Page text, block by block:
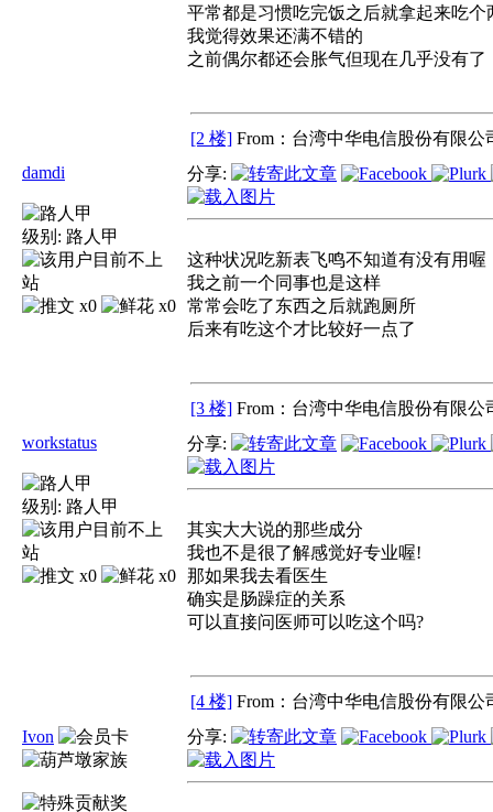
平常都是习惯吃完饭之后就拿起来吃个
我觉得效果还满不错的
之前偶尔都还会胀气但现在几乎没有了
[2 楼] From：台湾中华电信股份有限公
damdi
级别: 路人甲
x0 x0
分享:
这种状况吃新表飞鸣不知道有没有用喔
我之前一个同事也是这样
常常会吃了东西之后就跑厕所
后来有吃这个才比较好一点了
[3 楼] From：台湾中华电信股份有限公
workstatus
级别: 路人甲
x0 x0
分享:
其实大大说的那些成分
我也不是很了解感觉好专业喔!
那如果我去看医生
确实是肠躁症的关系
可以直接问医师可以吃这个吗?
[4 楼] From：台湾中华电信股份有限公
Ivon
分享: